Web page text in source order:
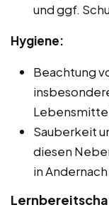
und ggf.
Hygiene:
Beachtung
Sauberkeit
diesen
in